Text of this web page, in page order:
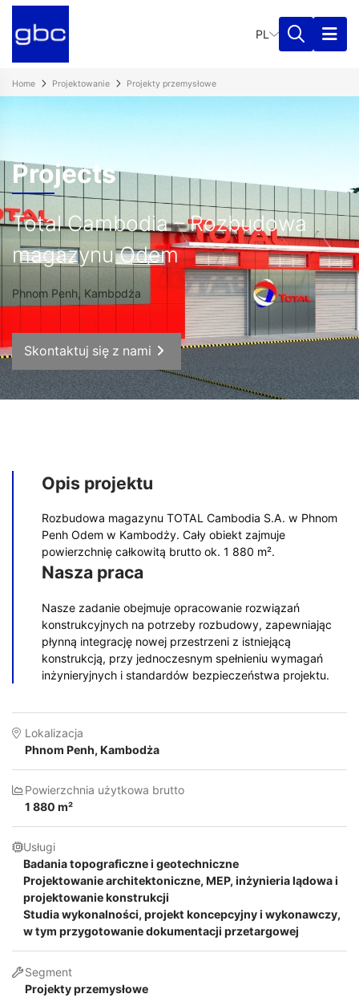
PL
Home Projektowanie Projekty przemysłowe
Projects
Total Cambodia – Rozbudowa
magazynu Odem
Phnom Penh, Kambodża
Skontaktuj się z nami
Opis projektu
Rozbudowa magazynu TOTAL Cambodia S.A. w Phnom
Penh Odem w Kambodży. Cały obiekt zajmuje
powierzchnię całkowitą brutto ok. 1 880 m².
Nasza praca
Nasze zadanie obejmuje opracowanie rozwiązań
konstrukcyjnych na potrzeby rozbudowy, zapewniając
płynną integrację nowej przestrzeni z istniejącą
konstrukcją, przy jednoczesnym spełnieniu wymagań
inżynieryjnych i standardów bezpieczeństwa projektu.
Lokalizacja
Phnom Penh, Kambodża
Powierzchnia użytkowa brutto
1 880 m²
Usługi
Badania topograficzne i geotechniczne
Projektowanie architektoniczne, MEP, inżynieria lądowa i
projektowanie konstrukcji
Studia wykonalności, projekt koncepcyjny i wykonawczy,
w tym przygotowanie dokumentacji przetargowej
Segment
Projekty przemysłowe